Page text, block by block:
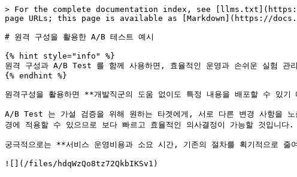
> For the complete documentation index, see
page URLs; this page is available as [Markdown](https://
# 원격 구성을 활용한 A/B 테스트 예시
{% hint style="info" %}
원격 구성과 A/B Test 를 함께 사용하면, 효율적인 운영과 손쉬운 실험 관
{% endhint %}
원격구성을 활용하면 **개발직군의 도움 없이도 특정 내용을 배포할 수
A/B Test 는 가설 검증을 위해 원하는 타겟에게, 서로 다른 변경 사항을
경에 적용할 수 있으므로 보다 빠르고 효율적인 의사결정이 가능할 것입니다.
궁극적으로는 **서비스 운영비용과 소요 시간, 기존의 절차를 획기적으로
![](/files/hdqWzQo8tz72QkbIKSv1)